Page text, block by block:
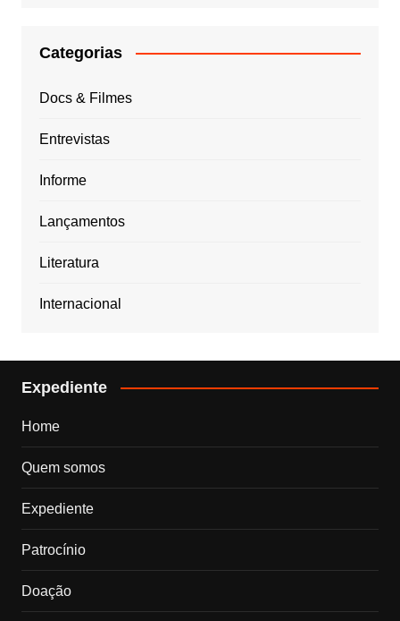
Categorias
Docs & Filmes
Entrevistas
Informe
Lançamentos
Literatura
Internacional
Expediente
Home
Quem somos
Expediente
Patrocínio
Doação